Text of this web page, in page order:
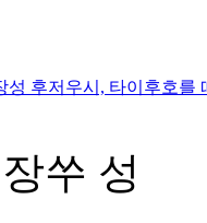
쑤 성